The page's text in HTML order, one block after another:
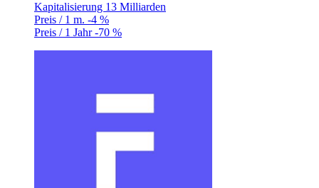
Kapitalisierung 13 Milliarden
Preis / 1 m. -4 %
Preis / 1 Jahr-70 %